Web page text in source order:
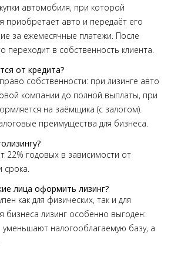
автомобиля, при которой
приобретает авто и передаёт его
за ежемесячные платежи. После
переходит в собственность клиента.
от кредита?
собственности: при лизинге авто
компании до полной выплаты, при
на заёмщика (с залогом).
преимущества для бизнеса.
22% годовых в зависимости от
срока.
лица оформить лизинг?
как для физических, так и для
бизнеса лизинг особенно выгоден:
уменьшают налогооблагаемую базу, а